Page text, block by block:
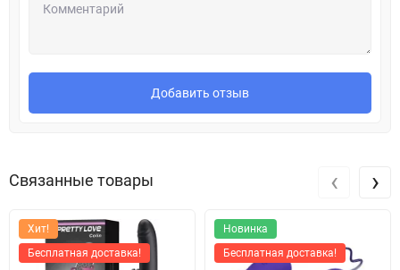
Добавить отзыв
Связанные товары
Хит!
Бесплатная доставка!
Новинка
Бесплатная доставка!
‹ ›